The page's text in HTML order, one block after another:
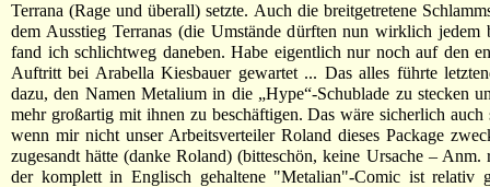
Terrana (Rage und überall) setzte. Auch die breitgetretene
dem Ausstieg Terranas (die Umstände dürften nun wirklich jedem
fand ich schlichtweg daneben. Habe eigentlich nur noch auf den
Auftritt bei Arabella Kiesbauer gewartet ... Das alles führte
dazu, den Namen Metalium in die „Hype“-Schublade zu stecken
mehr großartig mit ihnen zu beschäftigen. Das wäre sicherlich auch
wenn mir nicht unser Arbeitsverteiler Roland dieses Package
zugesandt hätte (danke Roland) (bitteschön, keine Ursache –
der komplett in Englisch gehaltene "Metalian"-Comic ist relativ